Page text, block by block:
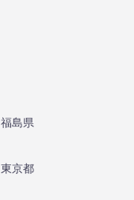
福島県
東京都